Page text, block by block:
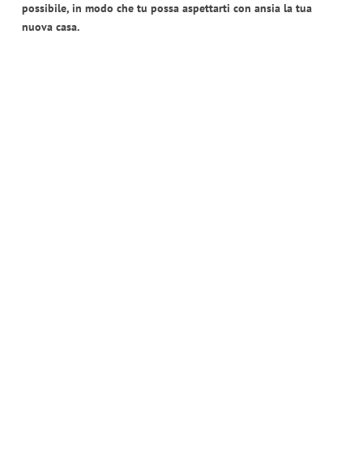
possibile, in modo che tu possa aspettarti con ansia la tua
nuova casa.